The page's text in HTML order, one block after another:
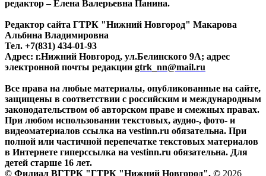
редактор – Елена Валерьевна Панина.
Редактор сайта ГТРК "Нижний Новгород" Макарова
Альбина Владимировна
Тел. +7(831) 434-01-93
Адрес: г.Нижний Новгород, ул.Белинского 9А; адрес
электронной почты редакции gtrk_nn@mail.ru
Все права на любые материалы, опубликованные на сайте,
защищены в соответствии с российским и международным
законодательством об авторском праве и смежных правах.
При любом использовании текстовых, аудио-, фото- и
видеоматериалов ссылка на vestinn.ru обязательна. При
полной или частичной перепечатке текстовых материалов
в Интернете гиперссылка на vestinn.ru обязательна. Для
детей старше 16 лет.
© Филиал ВГТРК "ГТРК "Нижний Новгород". © 2026